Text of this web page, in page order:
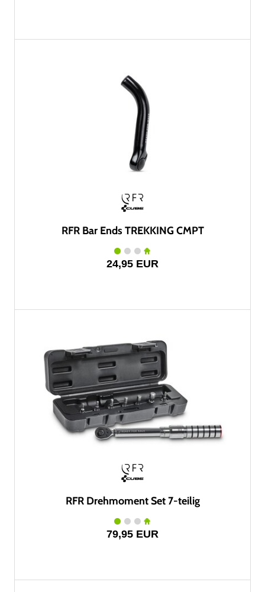
RFR Bar Ends TREKKING CMPT
24,95 EUR
RFR Drehmoment Set 7-teilig
79,95 EUR